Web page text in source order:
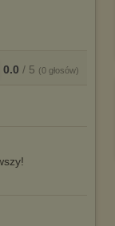
0.0 / 5 (0 głosów)